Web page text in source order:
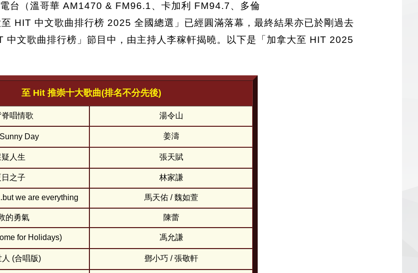
台（溫哥華 AM1470 & FM96.1、卡加利 FM94.7、多倫
HIT 中文歌曲排行榜 2025 全國總選」已經圓滿落幕，最終結果亦已於剛過去
文歌曲排行榜」節目中，由主持人李稼軒揭曉。以下是「加拿大至 HIT 2025
至 Hit 推崇十大歌曲(排名不分先後)
脊唱情歌 湯令山
Day 姜濤
人生 張天賦
日之子 林家謙
we are everything 馬天佑 / 魏如萱
的勇氣 陳蕾
for Holidays) 馮允謙
(合唱版) 鄧小巧 / 張敬軒